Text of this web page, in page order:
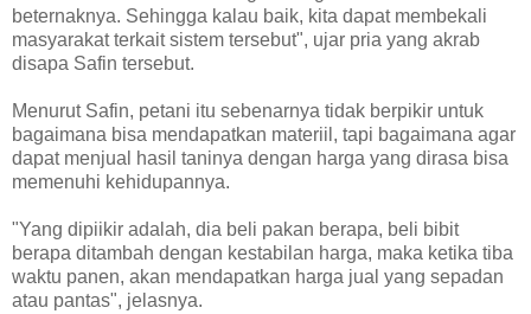
beternaknya. Sehingga kalau baik, kita dapat membekali
masyarakat terkait sistem tersebut", ujar pria yang akrab
disapa Safin tersebut.
Menurut Safin, petani itu sebenarnya tidak berpikir untuk
bagaimana bisa mendapatkan materiil, tapi bagaimana agar
dapat menjual hasil taninya dengan harga yang dirasa bisa
memenuhi kehidupannya.
"Yang dipiikir adalah, dia beli pakan berapa, beli bibit
berapa ditambah dengan kestabilan harga, maka ketika tiba
waktu panen, akan mendapatkan harga jual yang sepadan
atau pantas", jelasnya.